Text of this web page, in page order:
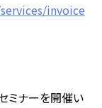
invoice
ミナーを開催い